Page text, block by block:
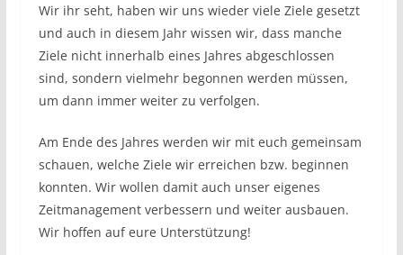
Wir ihr seht, haben wir uns wieder viele Ziele gesetzt
und auch in diesem Jahr wissen wir, dass manche
Ziele nicht innerhalb eines Jahres abgeschlossen
sind, sondern vielmehr begonnen werden müssen,
um dann immer weiter zu verfolgen.
Am Ende des Jahres werden wir mit euch gemeinsam
schauen, welche Ziele wir erreichen bzw. beginnen
konnten. Wir wollen damit auch unser eigenes
Zeitmanagement verbessern und weiter ausbauen.
Wir hoffen auf eure Unterstützung!